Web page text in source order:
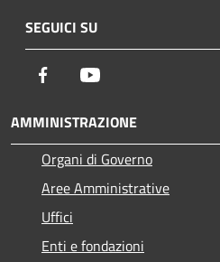
SEGUICI SU
Facebook
AMMINISTRAZIONE
Organi di Governo
Aree Amministrative
Uffici
Enti e fondazioni